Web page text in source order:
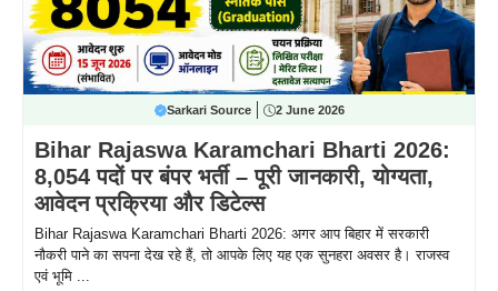
Sarkari Source 2 June 2026
Bihar Rajaswa Karamchari Bharti 2026:
8,054 पदों पर बंपर भर्ती – पूरी जानकारी, योग्यता,
आवेदन प्रक्रिया और डिटेल्स
Bihar Rajaswa Karamchari Bharti 2026: अगर आप बिहार में सरकारी
नौकरी पाने का सपना देख रहे हैं, तो आपके लिए यह एक सुनहरा अवसर है। राजस्व
एवं भूमि ...